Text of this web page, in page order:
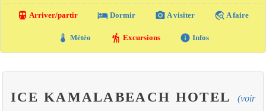
directions_transit Arriver/partir local_hotel Dormir photo_camera A visiter travel_explore A faire
thermostat Météo hiking Excursions info Infos
ICE KAMALABEACH HOTEL (voir